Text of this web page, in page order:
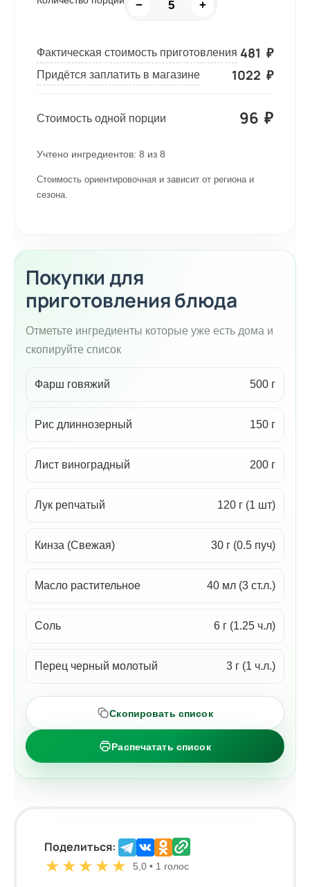
− +
Фактическая стоимость приготовления 481 ₽
Придётся заплатить в магазине 1022 ₽
Стоимость одной порции 96 ₽
Учтено ингредиентов: 8 из 8
Стоимость ориентировочная и зависит от региона и
сезона.
Покупки для
приготовления блюда
Отметьте ингредиенты которые уже есть дома и
скопируйте список
Фарш говяжий 500 г
Рис длиннозерный 150 г
Лист виноградный 200 г
Лук репчатый 120 г (1 шт)
Кинза (Свежая) 30 г (0.5 пуч)
Масло растительное 40 мл (3 ст.л.)
Соль 6 г (1.25 ч.л)
Перец черный молотый 3 г (1 ч.л.)
Скопировать список
Распечатать список
Поделиться:
★ ★ ★ ★ ★ 5,0 • 1 голос